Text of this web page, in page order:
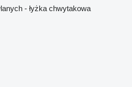
- łyżka chwytakowa